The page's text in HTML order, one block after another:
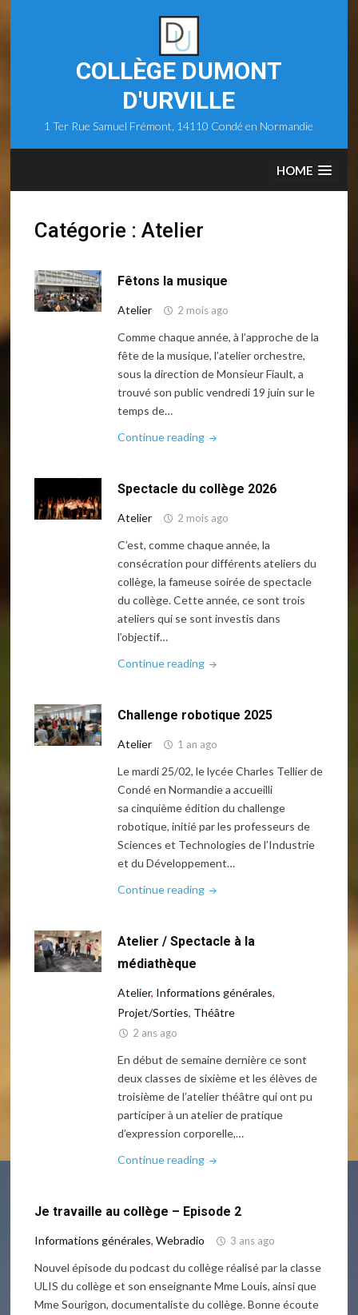
COLLÈGE DUMONT
D'URVILLE
1 Ter Rue Samuel Frémont, 14110 Condé en Normandie
HOME
Catégorie :Atelier
Fêtons la musique
Atelier 2 mois ago
Comme chaque année, à l’approche de la
fête de la musique, l’atelier orchestre,
sous la direction de Monsieur Fiault, a
trouvé son public vendredi 19 juin sur le
temps de…
Continue reading"Fêtons
Spectacle du collège 2026
Atelier 2 mois ago
C’est, comme chaque année, la
consécration pour différents ateliers du
collège, la fameuse soirée de spectacle
du collège. Cette année, ce sont trois
ateliers qui se sont investis dans
l’objectif…
Continue reading"Spectacle
2026"
Challenge robotique 2025
Atelier 1 an ago
Le mardi 25/02, le lycée Charles Tellier de
Condé en Normandie a accueilli
sa cinquième édition du challenge
robotique, initié par les professeurs de
Sciences et Technologies de l’Industrie
et du Développement…
Continue reading"Challenge
Atelier / Spectacle à la
médiathèque
Atelier, Informations générales,
Projet/Sorties, Théâtre
2 ans ago
En début de semaine dernière ce sont
deux classes de sixième et les élèves de
troisième de l’atelier théâtre qui ont pu
participer à un atelier de pratique
d’expression corporelle,…
Continue reading"Atelier
à
médiathèque"
Je travaille au collège – Episode 2
Informations générales,Webradio 3 ans ago
Nouvel épisode du podcast du collège réalisé par la classe
ULIS du collège et son enseignante Mme Louis, ainsi que
Mme Sourigon, documentaliste du collège. Bonne écoute